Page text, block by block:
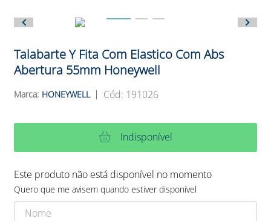
Talabarte Y Fita Com Elastico Com Abs
Abertura 55mm Honeywell
HONEYWELL : 191026
Indisponível
Este produto não está disponível no momento
Quero que me avisem quando estiver disponível